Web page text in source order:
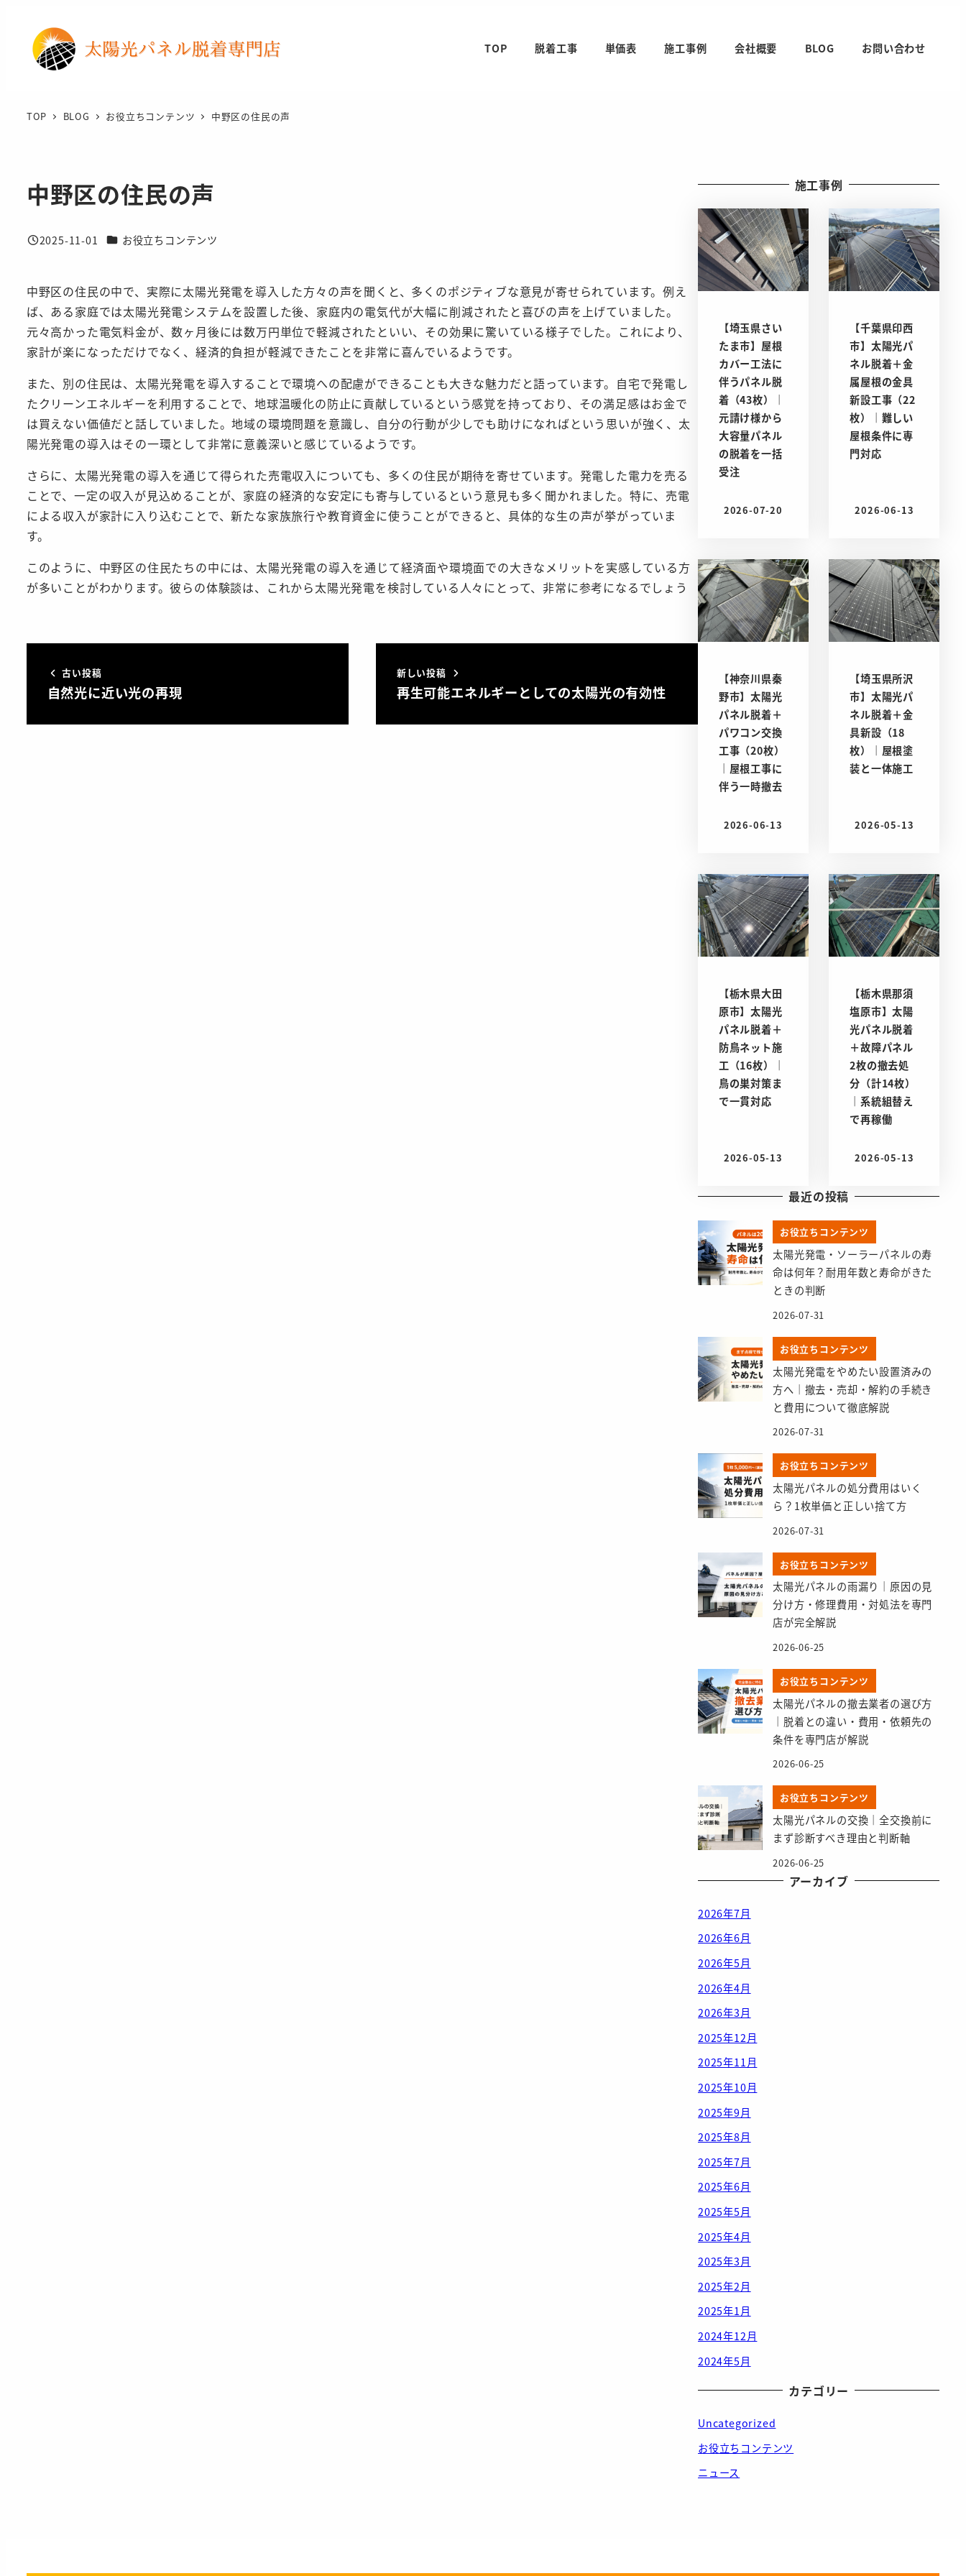
TOP 脱着工事 単価表 施工事例 会社概要 BLOG お問い合わせ
TOP BLOG お役立ちコンテンツ 中野区の住民の声
中野区の住民の声
投稿日
2025-11-01 カテゴリー
お役立ちコンテンツ
中野区の住民の中で、実際に太陽光発電を導入した方々の声を聞くと、多くのポジティブな意見が寄せられています。例え
ば、ある家庭では太陽光発電システムを設置した後、家庭内の電気代が大幅に削減されたと喜びの声を上げていました。
元々高かった電気料金が、数ヶ月後には数万円単位で軽減されたといい、その効果に驚いている様子でした。これにより、
家計が楽になっただけでなく、経済的負担が軽減できたことを非常に喜んでいるようです。
また、別の住民は、太陽光発電を導入することで環境への配慮ができることも大きな魅力だと語っています。自宅で発電し
たクリーンエネルギーを利用することで、地球温暖化の防止に貢献しているという感覚を持っており、その満足感はお金で
は買えない価値だと話していました。地域の環境問題を意識し、自分の行動が少しでも助けになればという思いが強く、太
陽光発電の導入はその一環として非常に意義深いと感じているようです。
さらに、太陽光発電の導入を通じて得られた売電収入についても、多くの住民が期待を寄せています。発電した電力を売る
ことで、一定の収入が見込めることが、家庭の経済的な安定にも寄与しているという意見も多く聞かれました。特に、売電
による収入が家計に入り込むことで、新たな家族旅行や教育資金に使うことができると、具体的な生の声が挙がっていま
す。
このように、中野区の住民たちの中には、太陽光発電の導入を通じて経済面や環境面での大きなメリットを実感している方
が多いことがわかります。彼らの体験談は、これから太陽光発電を検討している人々にとって、非常に参考になるでしょう
古い投稿
自然光に近い光の再現
新しい投稿
再生可能エネルギーとしての太陽光の有効性
施工事例
【埼玉県さい
たま市】屋根
カバー工法に
伴うパネル脱
着（43枚）｜
元請け様から
大容量パネル
の脱着を一括
受注
投稿日
2026-07-20
【千葉県印西
市】太陽光パ
ネル脱着＋金
属屋根の金具
新設工事（22
枚）｜難しい
屋根条件に専
門対応
投稿日
2026-06-13
【神奈川県秦
野市】太陽光
パネル脱着＋
パワコン交換
工事（20枚）
｜屋根工事に
伴う一時撤去
投稿日
2026-06-13
【埼玉県所沢
市】太陽光パ
ネル脱着＋金
具新設（18
枚）｜屋根塗
装と一体施工
投稿日
2026-05-13
【栃木県大田
原市】太陽光
パネル脱着＋
防鳥ネット施
工（16枚）｜
鳥の巣対策ま
で一貫対応
投稿日
2026-05-13
【栃木県那須
塩原市】太陽
光パネル脱着
＋故障パネル
2枚の撤去処
分（計14枚）
｜系統組替え
で再稼働
投稿日
2026-05-13
最近の投稿
お役立ちコンテンツ
太陽光発電・ソーラーパネルの寿
命は何年？耐用年数と寿命がきた
ときの判断
2026-07-31
お役立ちコンテンツ
太陽光発電をやめたい設置済みの
方へ｜撤去・売却・解約の手続き
と費用について徹底解説
2026-07-31
お役立ちコンテンツ
太陽光パネルの処分費用はいく
ら？1枚単価と正しい捨て方
2026-07-31
お役立ちコンテンツ
太陽光パネルの雨漏り｜原因の見
分け方・修理費用・対処法を専門
店が完全解説
2026-06-25
お役立ちコンテンツ
太陽光パネルの撤去業者の選び方
｜脱着との違い・費用・依頼先の
条件を専門店が解説
2026-06-25
お役立ちコンテンツ
太陽光パネルの交換｜全交換前に
まず診断すべき理由と判断軸
2026-06-25
アーカイブ
2026年7月
2026年6月
2026年5月
2026年4月
2026年3月
2025年12月
2025年11月
2025年10月
2025年9月
2025年8月
2025年7月
2025年6月
2025年5月
2025年4月
2025年3月
2025年2月
2025年1月
2024年12月
2024年5月
カテゴリー
Uncategorized
お役立ちコンテンツ
ニュース